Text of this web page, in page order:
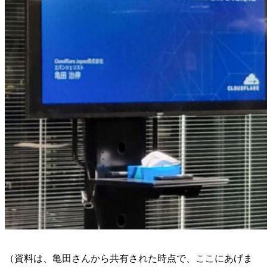
（資料は、亀田さんから共有された時点で、ここにあげま